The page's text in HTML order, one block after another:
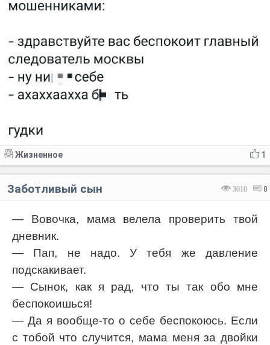
1
Жизненное
3010 0
Заботливый сын
— Вовочка, мама велела проверить твой
дневник.
— Пап, не надо. У тебя же давление
подскакивает.
— Сынок, как я рад, что ты так обо мне
беспокоишься!
— Да я вообще-то о себе беспокоюсь. Если
с тобой что случится, мама меня за двойки